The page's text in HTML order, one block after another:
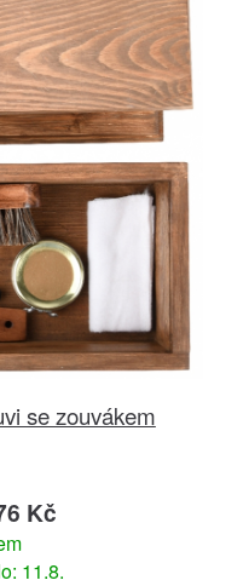
se zouvákem
Kč
11.8.